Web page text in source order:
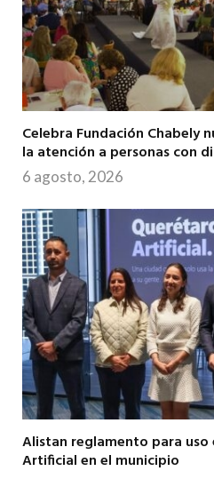
Celebra Fundación Chabely
la atención a personas con
6 agosto, 2026
Alistan reglamento para
Artificial en el municipio